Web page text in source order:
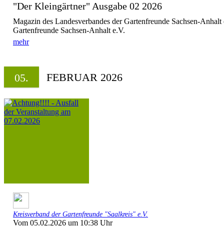
"Der Kleingärtner" Ausgabe 02 2026
Magazin des Landesverbandes der Gartenfreunde Sachsen-
Gartenfreunde Sachsen-Anhalt e.V.
mehr
05. FEBRUAR 2026
Kreisverband der Gartenfreunde "Saalkreis" e.V.
Vom 05.02.2026 um 10:38 Uhr